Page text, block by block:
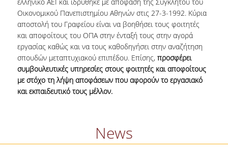
ελληνικό ΑΕΙ και ιδρύθηκε με απόφαση της Συγκλήτου του
Οικονομικού Πανεπιστημίου Αθηνών στις 27-3-1992. Κύρια
αποστολή του Γραφείου είναι να βοηθήσει τους φοιτητές
και αποφοίτους του ΟΠΑ στην ένταξή τους στην αγορά
εργασίας καθώς και να τους καθοδηγήσει στην αναζήτηση
σπουδών μεταπτυχιακού επιπέδου. Επίσης, προσφέρει
συμβουλευτικές υπηρεσίες στους φοιτητές και αποφοίτους
με στόχο τη λήψη αποφάσεων που αφορούν το εργασιακό
και εκπαιδευτικό τους μέλλον.
News